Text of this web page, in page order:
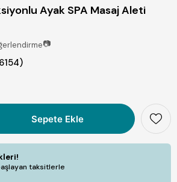
Ayak SPA Masaj Aleti
📷
taksitlerle